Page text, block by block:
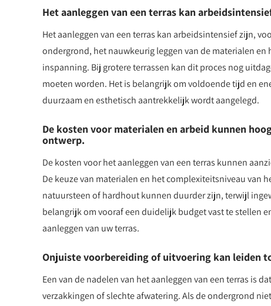
Het aanleggen van een terras kan
Het aanleggen van een terras kan arbeidsintensief zijn,
ondergrond, het nauwkeurig leggen van de materialen
inspanning. Bij grotere terrassen kan dit proces nog
moeten worden. Het is belangrijk om voldoende tijd en
duurzaam en esthetisch aantrekkelijk wordt aangelegd.
De kosten voor materialen en arbeid kunnen
ontwerp.
De kosten voor het aanleggen van een terras kunnen
De keuze van materialen en het complexiteitsniveau van
natuursteen of hardhout kunnen duurder zijn, terwijl
belangrijk om vooraf een duidelijk budget vast te stellen
aanleggen van uw terras.
Onjuiste voorbereiding of uitvoering kan leiden
Een van de nadelen van het aanleggen van een terras is
verzakkingen of slechte afwatering. Als de ondergrond